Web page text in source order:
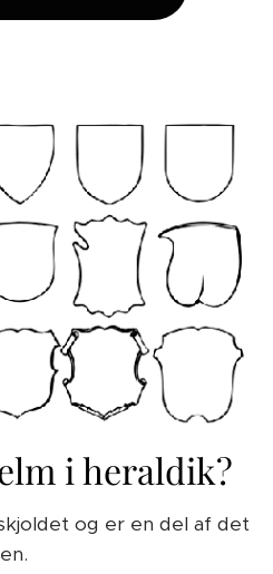
i heraldik?
og er en del af det